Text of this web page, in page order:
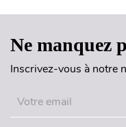
Ne manquez
Inscrivez-vous à notre